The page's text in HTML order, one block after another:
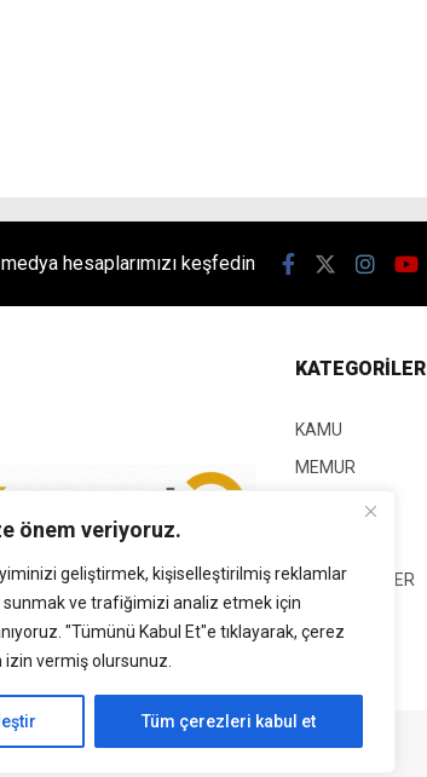
önem veriyoruz.
geliştirmek, kişiselleştirilmiş reklamlar
sunmak ve trafiğimizi analiz etmek için
"Tümünü Kabul Et"e tıklayarak, çerez
izin vermiş olursunuz.
Tüm çerezleri kabul et
hesaplarımızı keşfedin
KATEGORİLER
KAMU
MEMUR
GÜNCEL HABER
Saklıdır. | Kamubilgi.com | 2026